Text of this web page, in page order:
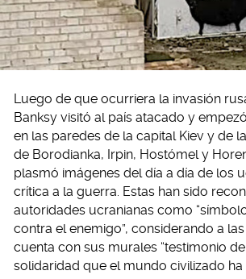
Luego de que ocurriera la invasión
Banksy visitó al país atacado y
en las paredes de la capital Kiev y de
de Borodianka, Irpin, Hostómel y
plasmó imágenes del día a día de los
crítica a la guerra. Estas han sido
autoridades ucranianas como
contra el enemigo”, considerando a
cuenta con sus murales “testimonio
solidaridad que el mundo civilizado